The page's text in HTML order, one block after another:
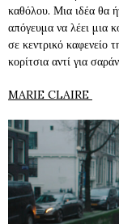
καθόλου. Μια ιδέα θα
απόγευμα να λέει μια
σε κεντρικό καφενείο
κορίτσια αντί για
MARIE CLAIRE